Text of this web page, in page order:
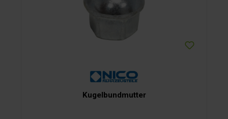
Kugelbundmutter